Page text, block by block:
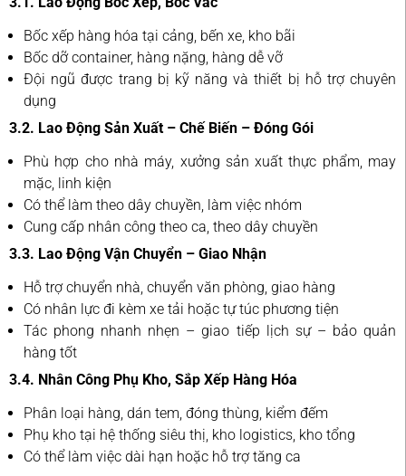
Bốc xếp hàng hóa tại cảng, bến xe, kho bãi
Bốc dỡ container, hàng nặng, hàng dễ vỡ
Đội ngũ được trang bị kỹ năng và thiết bị hỗ trợ chuyên
dụng
3.2. Lao Động Sản Xuất – Chế Biến – Đóng Gói
Phù hợp cho nhà máy, xưởng sản xuất thực phẩm, may
mặc, linh kiện
Có thể làm theo dây chuyền, làm việc nhóm
Cung cấp nhân công theo ca, theo dây chuyền
3.3. Lao Động Vận Chuyển – Giao Nhận
Hỗ trợ chuyển nhà, chuyển văn phòng, giao hàng
Có nhân lực đi kèm xe tải hoặc tự túc phương tiện
Tác phong nhanh nhẹn – giao tiếp lịch sự – bảo quản
hàng tốt
3.4. Nhân Công Phụ Kho, Sắp Xếp Hàng Hóa
Phân loại hàng, dán tem, đóng thùng, kiểm đếm
Phụ kho tại hệ thống siêu thị, kho logistics, kho tổng
Có thể làm việc dài hạn hoặc hỗ trợ tăng ca